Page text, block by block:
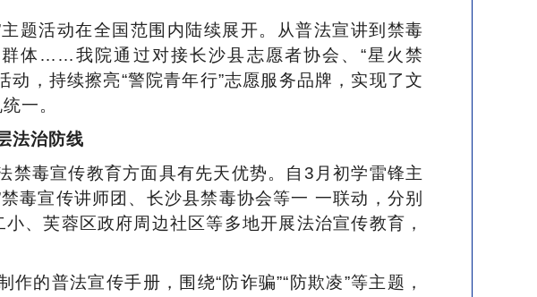
题活动在全国范围内陆续展开。从普法宣讲到禁毒
群体……我院通过对接长沙县志愿者协会、 “星火禁
动，持续擦亮“警院青年行”志愿服务品牌，实现了文
一。
法治防线
禁毒宣传教育方面具有先天优势。自 3月初学雷锋主
禁毒宣传讲师团、长沙县禁毒协会等一 一联动，分别
、芙蓉区政府周边社区等多地开展法治宣传教育，
作的普法宣传手册，围绕“防诈骗”“防欺凌”等主题，